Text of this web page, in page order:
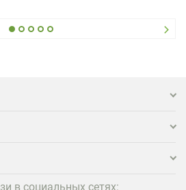
впечатлениями в соцсетях,
в социальных сетях: